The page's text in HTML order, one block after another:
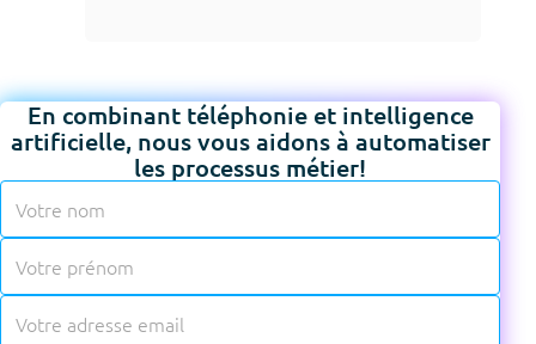
En combinant téléphonie et intelligence
artificielle, nous vous aidons à automatiser
les processus métier!